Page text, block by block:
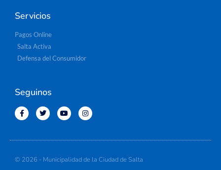
Servicios
Pagos Online
Salta Activa
Defensa del Consumidor
Seguinos
© 2026 - Municipalidad de la Ciudad de Salta